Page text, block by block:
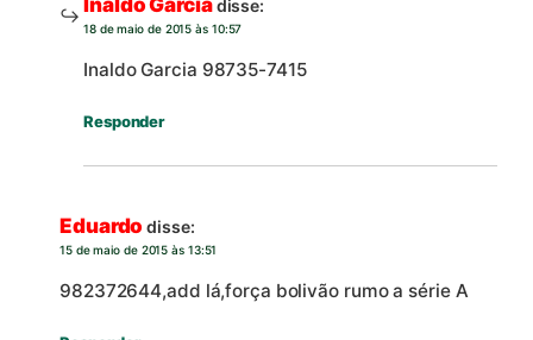
Inaldo Garciadisse:
18 de maio de 2015 às 10:57
Inaldo Garcia 98735-7415
Responder
Eduardo disse:
15 de maio de 2015 às 13:51
982372644,add lá,força bolivão rumo a série A